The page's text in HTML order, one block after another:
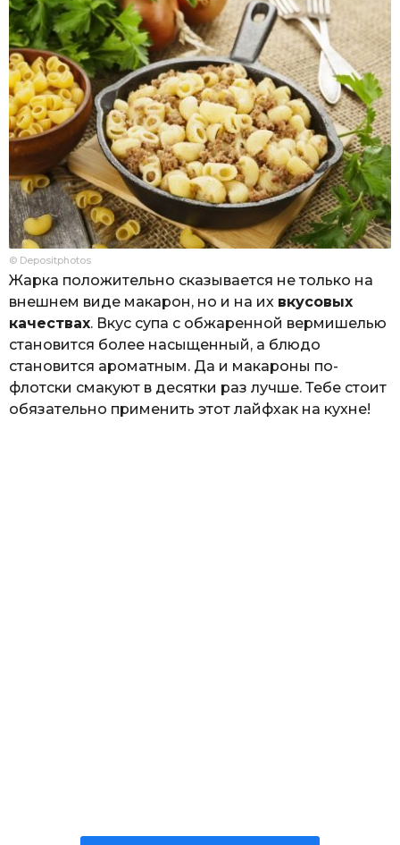
© Depositphotos
Жарка положительно сказывается не только на
внешнем виде макарон, но и на их вкусовых
качествах. Вкус супа с обжаренной вермишелью
становится более насыщенный, а блюдо
становится ароматным. Да и макароны по-
флотски смакуют в десятки раз лучше. Тебе стоит
обязательно применить этот лайфхак на кухне!